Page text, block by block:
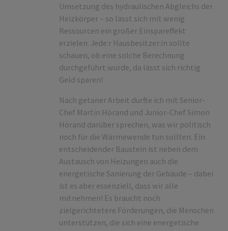
Umsetzung des hydraulischen Abgleichs der
Heizkörper – so lässt sich mit wenig
Ressourcen ein großer Einspareffekt
erzielen. Jede:r Hausbesitzer:in sollte
schauen, ob eine solche Berechnung
durchgeführt wurde, da lässt sich richtig
Geld sparen!
Nach getaner Arbeit durfte ich mit Senior-
Chef Martin Hörand und Junior-Chef Simon
Hörand darüber sprechen, was wir politisch
noch für die Wärmewende tun sollten. Ein
entscheidender Baustein ist neben dem
Austausch von Heizungen auch die
energetische Sanierung der Gebäude – dabei
ist es aber essenziell, dass wir alle
mitnehmen! Es braucht noch
zielgerichtetere Förderungen, die Menschen
unterstützen, die sich eine energetische